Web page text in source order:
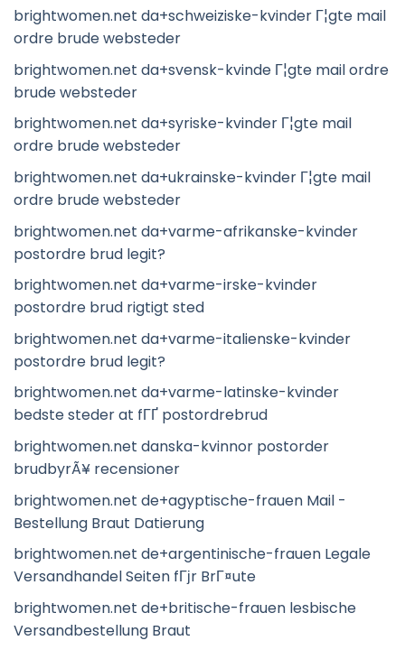
brightwomen.net da+schweiziske-kvinder Г¦gte mail
ordre brude websteder
brightwomen.net da+svensk-kvinde Г¦gte mail ordre
brude websteder
brightwomen.net da+syriske-kvinder Г¦gte mail
ordre brude websteder
brightwomen.net da+ukrainske-kvinder Г¦gte mail
ordre brude websteder
brightwomen.net da+varme-afrikanske-kvinder
postordre brud legit?
brightwomen.net da+varme-irske-kvinder
postordre brud rigtigt sted
brightwomen.net da+varme-italienske-kvinder
postordre brud legit?
brightwomen.net da+varme-latinske-kvinder
bedste steder at fГҐ postordrebrud
brightwomen.net danska-kvinnor postorder
brudbyrÃ¥ recensioner
brightwomen.net de+agyptische-frauen Mail -
Bestellung Braut Datierung
brightwomen.net de+argentinische-frauen Legale
Versandhandel Seiten fГјr BrГ¤ute
brightwomen.net de+britische-frauen lesbische
Versandbestellung Braut